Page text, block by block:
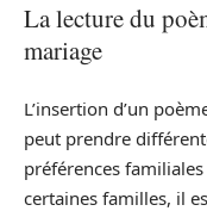
La lecture du
mariage
L’insertion d’un
peut prendre
préférences
certaines familles, il